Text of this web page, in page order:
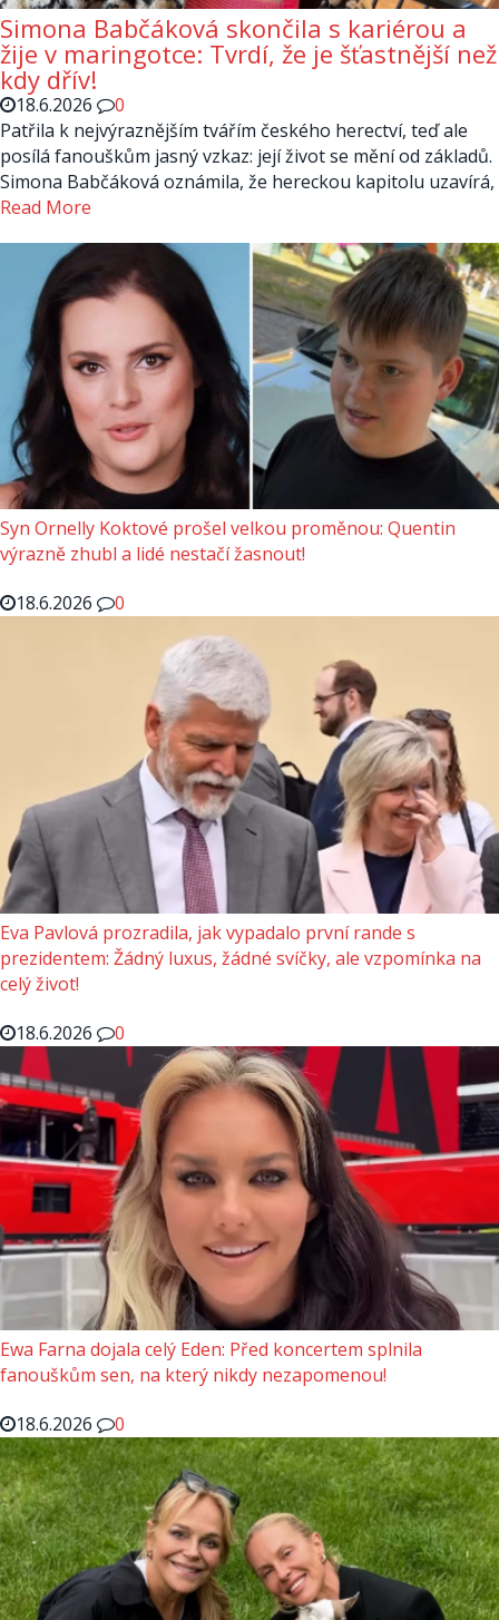
Simona Babčáková skončila s kariérou a
žije v maringotce: Tvrdí, že je šťastnější než
kdy dřív!
18.6.2026
0
Patřila k nejvýraznějším tvářím českého herectví, teď ale
posílá fanouškům jasný vzkaz: její život se mění od základů.
Simona Babčáková oznámila, že hereckou kapitolu uzavírá,
Read More
Syn Ornelly Koktové prošel velkou proměnou: Quentin
výrazně zhubl a lidé nestačí žasnout!
18.6.2026
0
Eva Pavlová prozradila, jak vypadalo první rande s
prezidentem: Žádný luxus, žádné svíčky, ale vzpomínka na
celý život!
18.6.2026
0
Ewa Farna dojala celý Eden: Před koncertem splnila
fanouškům sen, na který nikdy nezapomenou!
18.6.2026
0